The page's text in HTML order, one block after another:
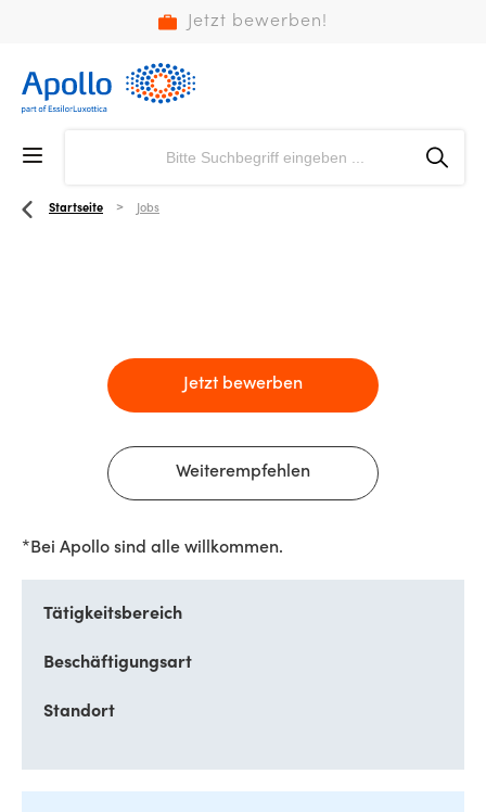
Jetzt bewerben!
Startseite Jobs
Jetzt bewerben
Weiterempfehlen
*Bei Apollo sind alle willkommen.
Tätigkeitsbereich
Beschäftigungsart
Standort